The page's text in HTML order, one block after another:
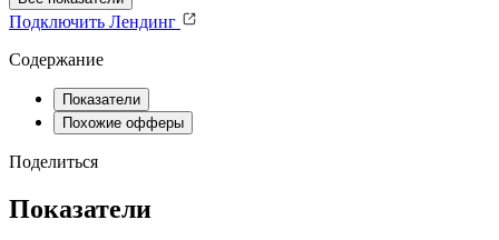
Подключить Лендинг
Содержание
Показатели
Похожие офферы
Поделиться
Показатели